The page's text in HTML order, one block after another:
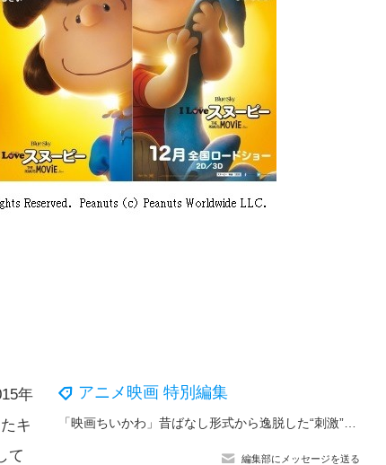
アニメ映画 特別編集
編集部にメッセージを送る
年
キ
て